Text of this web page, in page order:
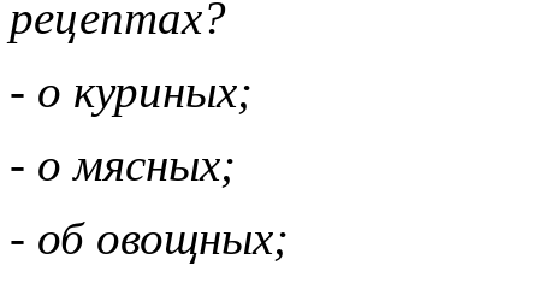
рецептах?
- о куриных;
- о мясных;
- об овощных;